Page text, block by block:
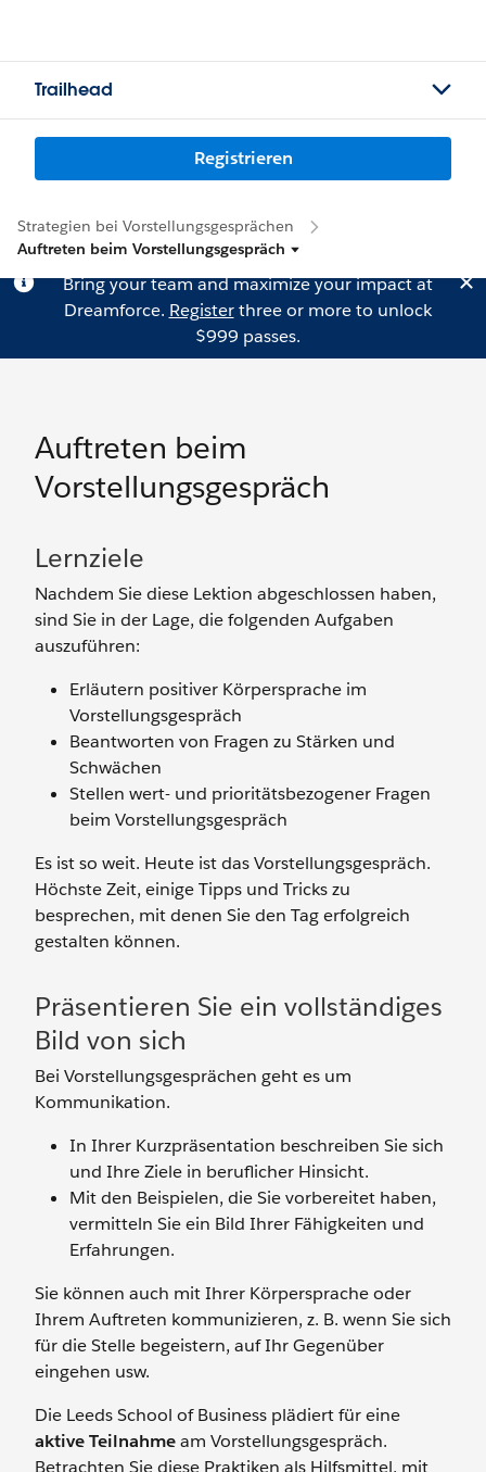
Trailhead
Registrieren
Strategien bei Vorstellungsgesprächen
Auftreten beim Vorstellungsgespräch
Bring your team and maximize your impact at
Dreamforce. Registerthree or more to unlock
$999 passes.
Auftreten beim
Vorstellungsgespräch
Lernziele
Nachdem Sie diese Lektion abgeschlossen haben,
sind Sie in der Lage, die folgenden Aufgaben
auszuführen:
Erläutern positiver Körpersprache im
Vorstellungsgespräch
Beantworten von Fragen zu Stärken und
Schwächen
Stellen wert- und prioritätsbezogener Fragen
beim Vorstellungsgespräch
Es ist so weit. Heute ist das Vorstellungsgespräch.
Höchste Zeit, einige Tipps und Tricks zu
besprechen, mit denen Sie den Tag erfolgreich
gestalten können.
Präsentieren Sie ein vollständiges
Bild von sich
Bei Vorstellungsgesprächen geht es um
Kommunikation.
In Ihrer Kurzpräsentation beschreiben Sie sich
und Ihre Ziele in beruflicher Hinsicht.
Mit den Beispielen, die Sie vorbereitet haben,
vermitteln Sie ein Bild Ihrer Fähigkeiten und
Erfahrungen.
Sie können auch mit Ihrer Körpersprache oder
Ihrem Auftreten kommunizieren, z. B. wenn Sie sich
für die Stelle begeistern, auf Ihr Gegenüber
eingehen usw.
Die Leeds School of Business plädiert für eine
aktive Teilnahmeam Vorstellungsgespräch.
Betrachten Sie diese Praktiken als Hilfsmittel, mit